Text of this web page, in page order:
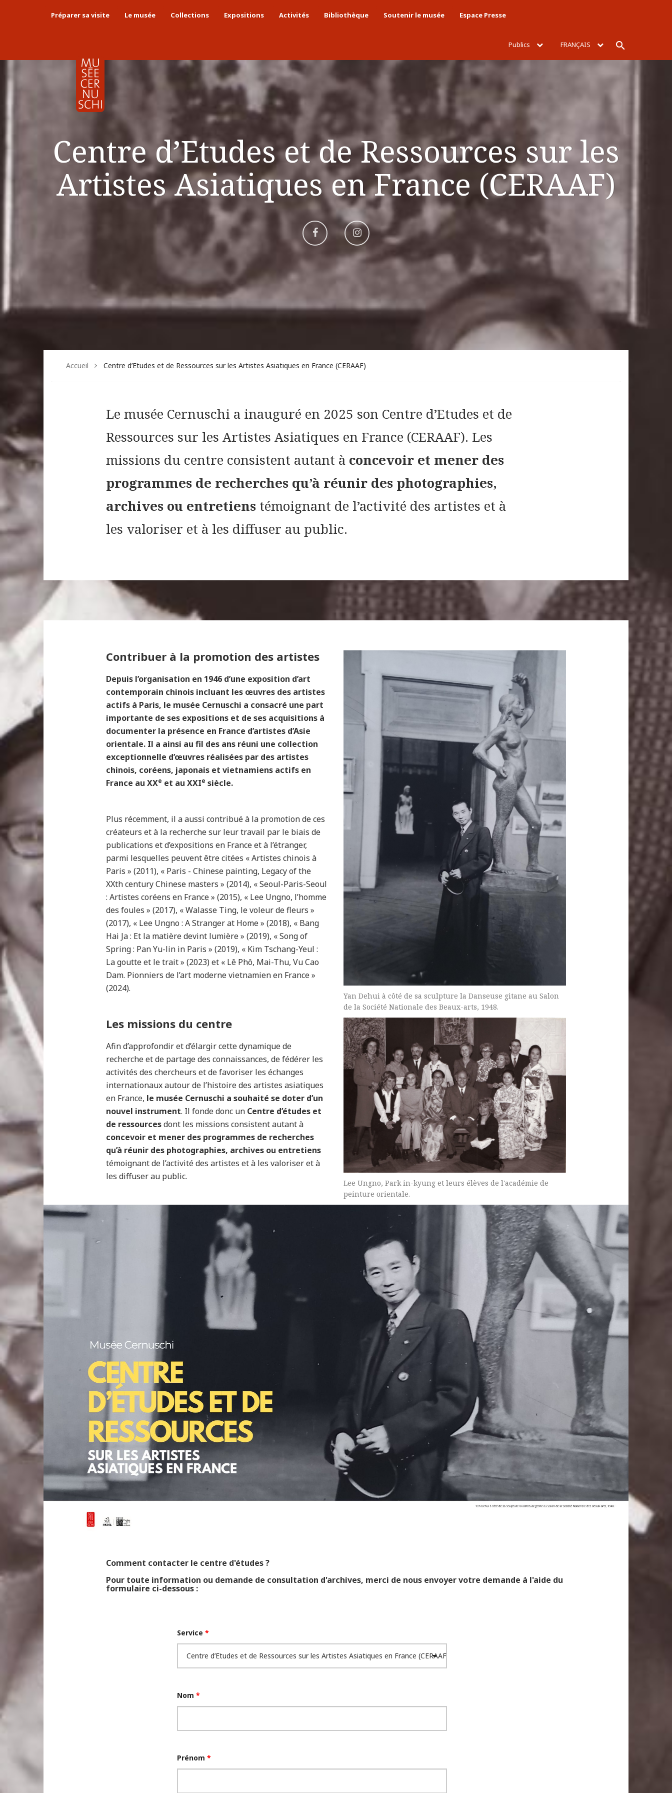
Préparer sa visite Le musée Collections Expositions Activités Bibliothèque Soutenir le musée Espace Presse
Publics FRANÇAIS Rechercher
Centre d’Etudes et de Ressources sur les
Artistes Asiatiques en France (CERAAF)
Aller
Facebook
Aller
sur
Accueil Centre d’Etudes et de Ressources sur les Artistes Asiatiques en France (CERAAF)
Le musée Cernuschi a inauguré en 2025 son Centre d’Etudes et de
Ressources sur les Artistes Asiatiques en France (CERAAF). Les
missions du centre consistent autant à concevoir et mener des
programmes de recherches qu’à réunir des photographies,
archives ou entretiens témoignant de l’activité des artistes et à
les valoriser et à les diffuser au public.
Contribuer à la promotion des artistes
Depuis l’organisation en 1946 d’une exposition d’art
contemporain chinois incluant les œuvres des artistes
actifs à Paris, le musée Cernuschi a consacré une part
importante de ses expositions et de ses acquisitions à
documenter la présence en France d’artistes d’Asie
orientale. Il a ainsi au fil des ans réuni une collection
exceptionnelle d’œuvres réalisées par des artistes
chinois, coréens, japonais et vietnamiens actifs en
France au XXe et au XXIe siècle.
Plus récemment, il a aussi contribué à la promotion de ces
créateurs et à la recherche sur leur travail par le biais de
publications et d’expositions en France et à l’étranger,
parmi lesquelles peuvent être citées « Artistes chinois à
Paris » (2011), « Paris - Chinese painting, Legacy of the
XXth century Chinese masters » (2014), « Seoul-Paris-Seoul
: Artistes coréens en France » (2015), « Lee Ungno, l’homme
des foules » (2017), « Walasse Ting, le voleur de fleurs »
(2017), « Lee Ungno : A Stranger at Home » (2018), « Bang
Hai Ja : Et la matière devint lumière » (2019), « Song of
Spring : Pan Yu-lin in Paris » (2019), « Kim Tschang-Yeul :
La goutte et le trait » (2023) et « Lê Phô, Mai-Thu, Vu Cao
Dam. Pionniers de l’art moderne vietnamien en France »
(2024).
Yan Dehui à côté de sa sculpture la Danseuse gitane au Salon
de la Société Nationale des Beaux-arts, 1948.
Les missions du centre
Afin d’approfondir et d’élargir cette dynamique de
recherche et de partage des connaissances, de fédérer les
activités des chercheurs et de favoriser les échanges
internationaux autour de l’histoire des artistes asiatiques
en France, le musée Cernuschi a souhaité se doter d’un
nouvel instrument. Il fonde donc un Centre d’études et
de ressourcesdont les missions consistent autant à
concevoir et mener des programmes de recherches
qu’à réunir des photographies, archives ou entretiens
témoignant de l’activité des artistes et à les valoriser et à
les diffuser au public.
Lee Ungno, Park in-kyung et leurs élèves de l'académie de
peinture orientale.
Comment contacter le centre d'études ?
Pour toute information ou demande de consultation d'archives, merci de nous envoyer votre demande à l'aide du
formulaire ci-dessous :
Service*
Nom*
Prénom*